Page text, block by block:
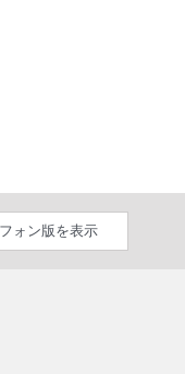
ォン版を表示